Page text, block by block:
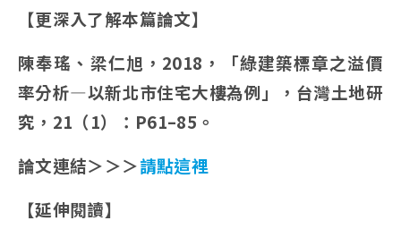
【更深入了解本篇論文】
陳奉瑤、梁仁旭，2018，「綠建築標章之溢價
率分析—以新北市住宅大樓為例」，台灣土地研
究，21（1）：P61–85。
論文連結＞＞＞請點這裡
【延伸閱讀】